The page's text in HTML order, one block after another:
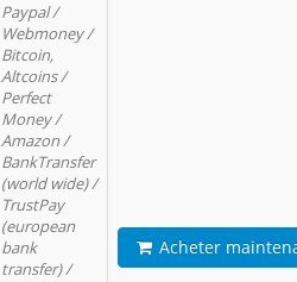
Paypal /
Webmoney /
Bitcoin,
Altcoins /
Perfect
Money /
Amazon /
BankTransfer
(world wide) /
TrustPay
(european
bank
transfer) /
Acheter